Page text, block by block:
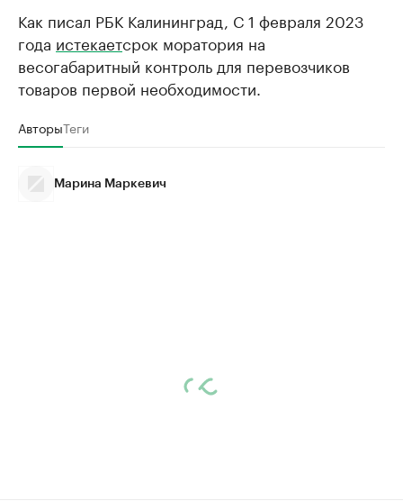
Как писал РБК Калининград, С 1 февраля 2023
года истекаетсрок моратория на
весогабаритный контроль для перевозчиков
товаров первой необходимости.
АвторыТеги
Марина Маркевич